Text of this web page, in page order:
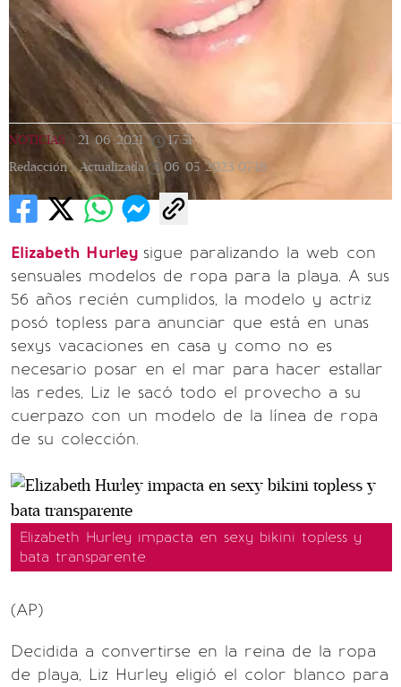
NOTICIAS 21/06/2021 | 17:51 |
Redacción | Actualizada 06/05/2023 07:18
Elizabeth Hurley sigue paralizando la web con
sensuales modelos de ropa para la playa. A sus
56 años recién cumplidos, la modelo y actriz
posó topless para anunciar que está en unas
sexys vacaciones en casa y como no es
necesario posar en el mar para hacer estallar
las redes, Liz le sacó todo el provecho a su
cuerpazo con un modelo de la línea de ropa
de su colección.
Elizabeth Hurley impacta en sexy bikini topless y
bata transparente
(AP)
Decidida a convertirse en la reina de la ropa
de playa, Liz Hurley eligió el color blanco para